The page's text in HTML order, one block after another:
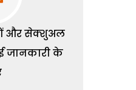
और सेक्शुअल
जानकारी के